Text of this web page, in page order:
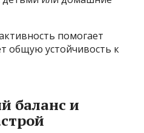
помогает
общую устойчивость к
баланс и